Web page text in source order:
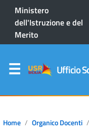
Ministero
dell'Istruzione e del
Merito
Ufficio
Home Organico Docenti